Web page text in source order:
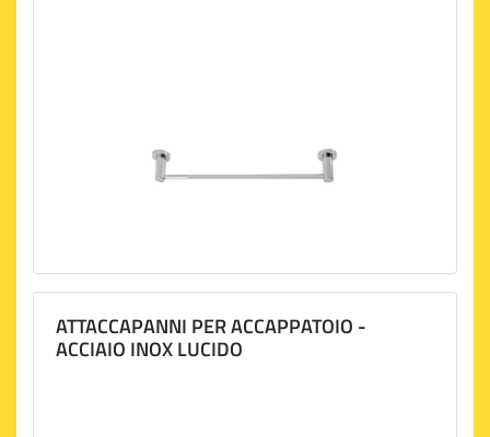
ATTACCAPANNI PER ACCAPPATOIO -
ACCIAIO INOX LUCIDO